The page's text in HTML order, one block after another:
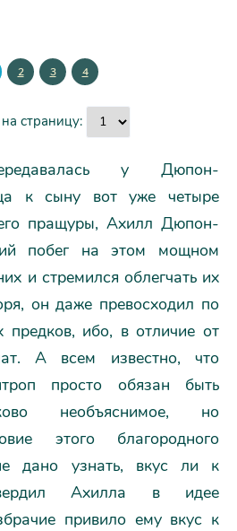
2 3 4
страницу:
у Дюпон-
к сыну вот уже четыре
пращуры, Ахилл Дюпон-
побег на этом мощном
и стремился облегчать их
он даже превосходил по
предков, ибо, в отличие от
А всем известно, что
просто обязан быть
необъяснимое, но
этого благородного
дано узнать, вкус ли к
Ахилла в идее
привило ему вкус к